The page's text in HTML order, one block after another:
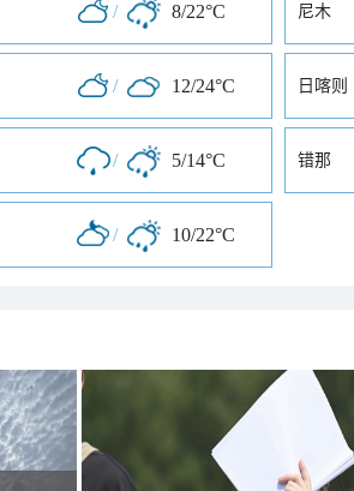
/ 8/22°C 尼木
/ 12/24°C 日喀则
/ 5/14°C 错那
/ 10/22°C